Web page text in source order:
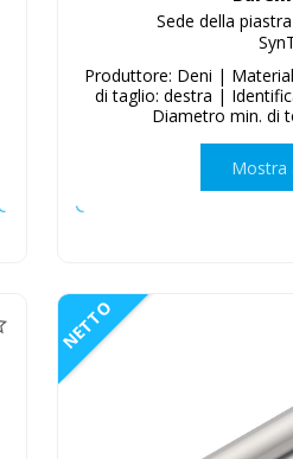
Sede della
Produttore: Deni |
di taglio: destra |
Diametro min. di
Mostra
NETTO